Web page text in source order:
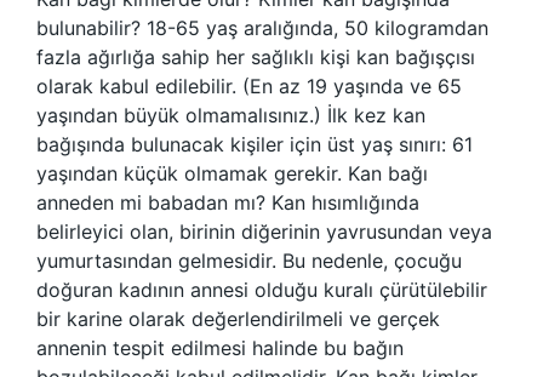
bulunabilir? 18-65 yaş aralığında, 50 kilogramdan
fazla ağırlığa sahip her sağlıklı kişi kan bağışçısı
olarak kabul edilebilir. (En az 19 yaşında ve 65
yaşından büyük olmamalısınız.) İlk kez kan
bağışında bulunacak kişiler için üst yaş sınırı: 61
yaşından küçük olmamak gerekir. Kan bağı
anneden mi babadan mı? Kan hısımlığında
belirleyici olan, birinin diğerinin yavrusundan veya
yumurtasından gelmesidir. Bu nedenle, çocuğu
doğuran kadının annesi olduğu kuralı çürütülebilir
bir karine olarak değerlendirilmeli ve gerçek
annenin tespit edilmesi halinde bu bağın